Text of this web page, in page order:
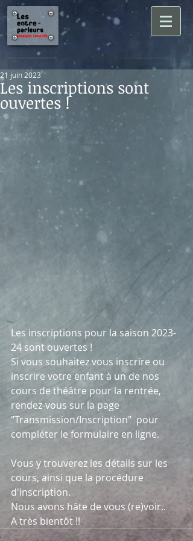
Compagnie les Entre-Parleurs cours de théâtre Suresnes puteaux saint cloud nanterre hauts de Seine 92 paris ile de france enfan
Les inscriptions sont
ouvertes !
21 juin 2023
Les inscriptions pour la saison 2023-
24 sont ouvertes !
Si vous souhaitez vous inscrire ou
inscrire votre enfant à un de nos
cours de théâtre pour la rentrée,
rendez-vous sur la page
"Transmission/Inscription"  pour
compléter le formulaire en ligne.
Vous y trouverez les détails sur les
cours, ainsi que la procédure
d'inscription.
Nous avons hâte de vous (re)voir..
A très bientôt !!